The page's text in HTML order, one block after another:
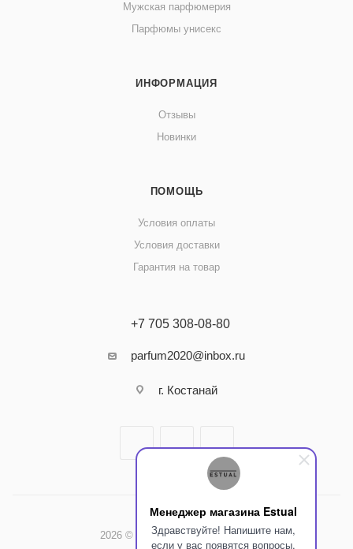
Менеджер магазина Estual
Здравствуйте! Напишите нам,
если у вас появятся вопросы.
Мужская парфюмерия
Парфюмы унисекс
ИНФОРМАЦИЯ
Отзывы
Новинки
ПОМОЩЬ
Условия оплаты
Условия доставки
Гарантия на товар
+7 705 308-08-80
parfum2020@inbox.ru
г. Костанай
2026 © Интернет-магазин Estual